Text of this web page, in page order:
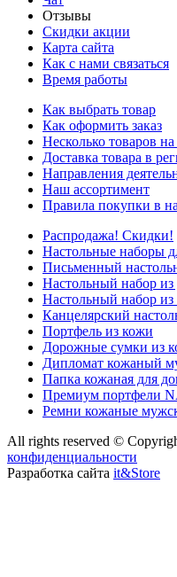
Отзывы
Скидки акции
Карта сайта
Как с нами связаться
Время работы
Как выбрать товар
Как оформить заказ
Несколько товаров
Доставка товара в
Направления
Наш ассортимент
Правила покупки в
Распродажа! Скидки!
Настольные наборы
Письменный
Настольный набор из
Настольный набор из
Канцелярский
Портфель из кожи
Дорожные сумки из
Дипломат кожаный
Папка кожаная для
Премиум портфели
Ремни кожаные
All rights reserved ©
конфиденциальности
Разработка сайта it&Store